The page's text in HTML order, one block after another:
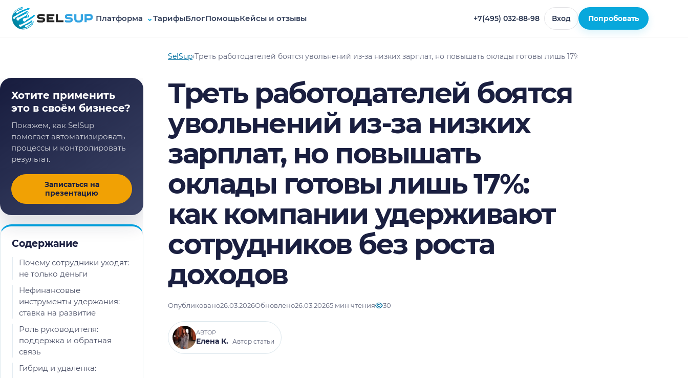
SelSup Платформа ⌄ТарифыБлогПомощьКейсы и отзывы +7(495) 032-88-98 Вход Попробовать
SelSup›Треть работодателей боятся увольнений из-за низких зарплат, но повышать оклады готовы лишь 17%: как компании
Треть работодателей боятся
увольнений из-за низких
зарплат, но повышать
оклады готовы лишь 17%:
как компании удерживают
сотрудников без роста
доходов
Опубликовано26.03.2026Обновлено26.03.20265 мин чтения 30
АВТОР
Елена К. Автор статьи
Содержание
Почему сотрудники уходят:
не только деньги
Нефинансовые
инструменты удержания:
ставка на развитие
Роль руководителя:
поддержка и обратная
связь
Гибрид и удаленка:
Хотите применить
это в своём бизнесе?
Покажем, как SelSup
помогает автоматизировать
процессы и контролировать
результат.
Записаться на
презентацию